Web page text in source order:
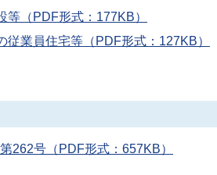
（PDF形式：177KB）
業員住宅等（PDF形式：127KB）
262号（PDF形式：657KB）